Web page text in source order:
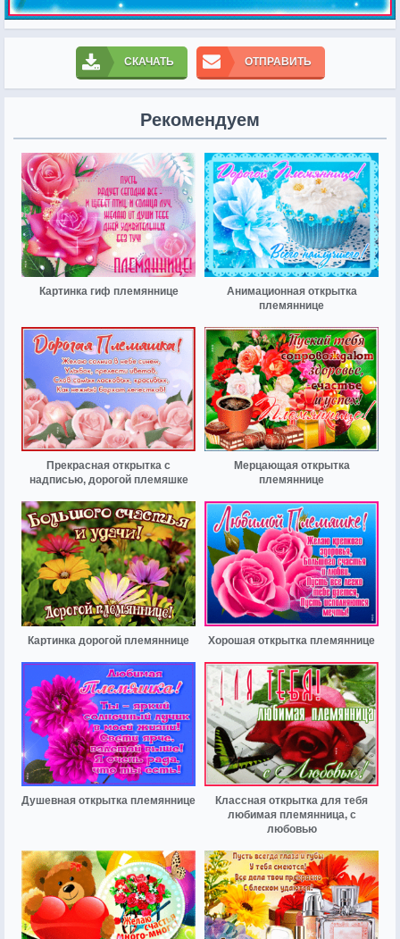
СКАЧАТЬ ОТПРАВИТЬ
Рекомендуем
Картинка гиф племяннице
Анимационная открытка
племяннице
Прекрасная открытка с
надписью, дорогой племяшке
Мерцающая открытка
племяннице
Картинка дорогой племяннице Хорошая открытка племяннице
Душевная открытка племяннице
Классная открытка для тебя
любимая племянница, с
любовью